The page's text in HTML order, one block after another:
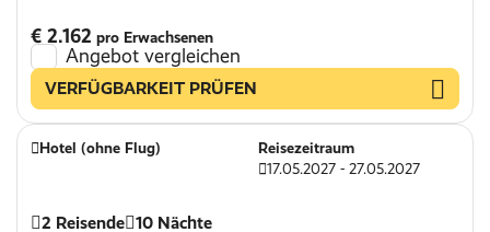
€ 2.162 pro Erwachsenen
Angebot vergleichen
VERFÜGBARKEIT PRÜFEN
Hotel (ohne Flug)
Reisezeitraum
17.05.2027 - 27.05.2027
2 Reisende 10 Nächte